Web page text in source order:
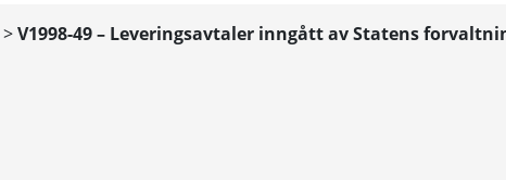
>V1998-49 – Leveringsavtaler inngått av Statens